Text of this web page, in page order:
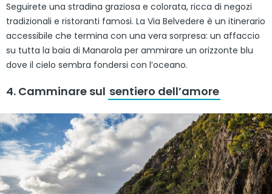
Seguirete una stradina graziosa e colorata, ricca di negozi
tradizionali e ristoranti famosi. La Via Belvedere è un itinerario
accessibile che termina con una vera sorpresa: un affaccio
su tutta la baia di Manarola per ammirare un orizzonte blu
dove il cielo sembra fondersi con l’oceano.
4. Camminare sul sentiero dell’amore